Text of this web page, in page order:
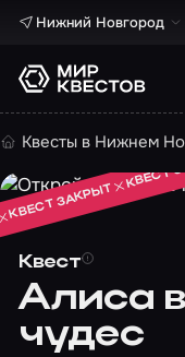
Нижний Новгород
Квесты в Нижнем
Квест
Алиса
чудес
КВЕСТ ЗАКРЫТ
КВЕСТ